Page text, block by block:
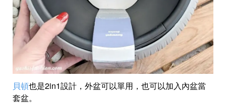
貝頓也是2in1設計，外盆可以單用，也可以加入內盆當
套盆。